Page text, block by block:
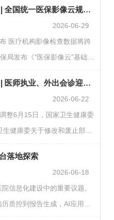
发布关于加强居民…
聚焦全生命周期健康保障，
健康服务。同时统筹健康事
康、康复养老等新兴业态，
善行业全链条监管机制，兼
，持续提升全民健康水平…
医疗信息化周报 第539期 | 全国统一医保影像云规范发布 医疗机构影像检查数据将跨省互通共享
2026-06-29
医疗机构影像检查数据将跨
局发布《“医保影像云”基础规
保人可通过个人端查阅本人
构经授权后可调阅参保人的
“1+32”层级化架构，即1个国
32个省级影像云。每个省级
前置机、省级影像中心…
医疗信息化周报 第538期 | 医师执业、外出会诊迎重大调整
2026-06-22
整6月15日，国家卫生健康委
健康委关于修改和废止部分
卫生健康领域推进法制统
要举措。其中，医师多点执
的调整，标志着我国医师执
疗器械经销商联盟）· 全球
落地探索
2026-06-18
信息化建设中的重要议题。
质控到报告生成，AI应用场